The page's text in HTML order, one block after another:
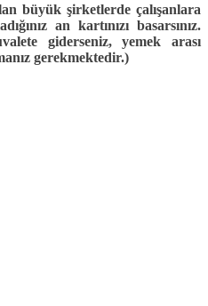
büyük şirketlerde çalışanlara
an kartınızı basarsınız.
giderseniz, yemek arası
gerekmektedir.)